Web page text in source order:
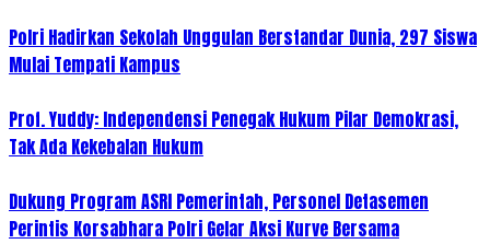
Polri Hadirkan Sekolah Unggulan Berstandar Dunia, 297 Siswa
Mulai Tempati Kampus
Prof. Yuddy: Independensi Penegak Hukum Pilar Demokrasi,
Tak Ada Kekebalan Hukum
Dukung Program ASRI Pemerintah, Personel Detasemen
Perintis Korsabhara Polri Gelar Aksi Kurve Bersama